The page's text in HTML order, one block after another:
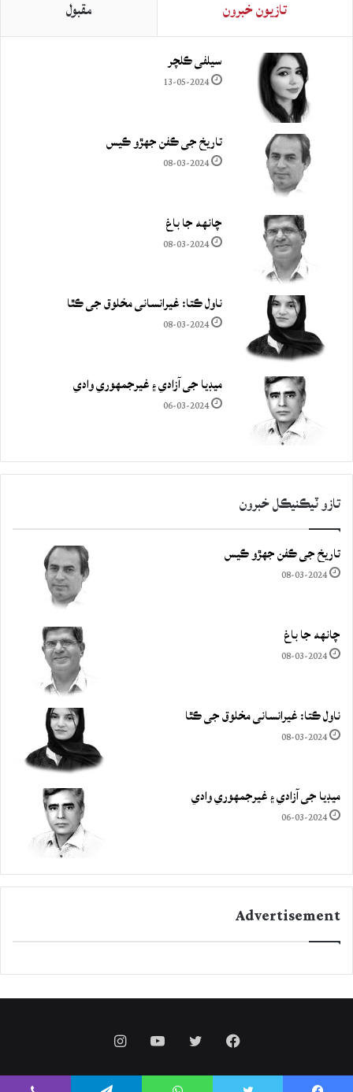
تازيون خبرون مقبول
سيلفي ڪلچر
13-05-2024
تاريخ جي ڪفن جھڙو ڪيس
08-03-2024
چانهه جا باغ
08-03-2024
ناول ڪتا: غيرانساني مخلوق جي ڪٿا
08-03-2024
ميڊيا جي آزادي ۽ غيرجمھوري وادي
06-03-2024
تازو ٽيڪنيڪل خبرون
تاريخ جي ڪفن جھڙو ڪيس
08-03-2024
چانهه جا باغ
08-03-2024
ناول ڪتا: غيرانساني مخلوق جي ڪٿا
08-03-2024
ميڊيا جي آزادي ۽ غيرجمھوري وادي
06-03-2024
Advertisement
Facebook
Twitter
YouTube